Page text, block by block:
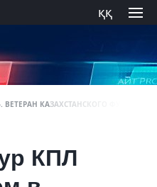
ққ
ВЕТЕРАН КАЗАХСТАНСКОГО ФУТБОЛА
КПЛ